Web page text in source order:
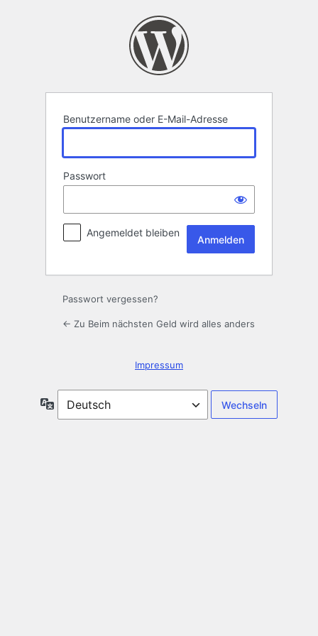
Benutzername oder E-Mail-Adresse
Passwort
Angemeldet bleiben
Passwort vergessen?
← Zu Beim nächsten Geld wird alles anders
Impressum
Sprache